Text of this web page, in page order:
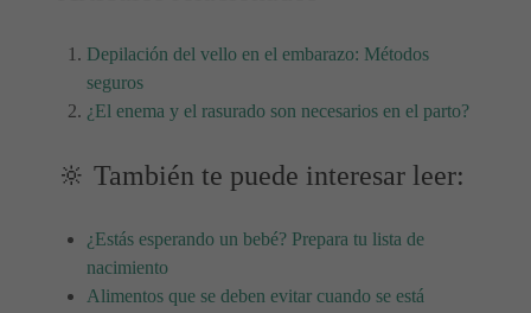
Depilación del vello en el embarazo: Métodos
seguros
¿El enema y el rasurado son necesarios en el parto?
🔆 También te puede interesar leer:
¿Estás esperando un bebé? Prepara tu lista de
nacimiento
Alimentos que se deben evitar cuando se está